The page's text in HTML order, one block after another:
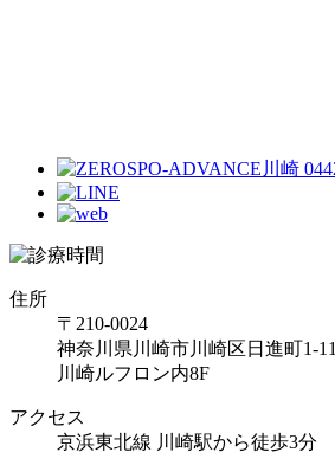
住所
〒210-0024
神奈川県川崎市川崎区日進町1-11
川崎ルフロン内8F
アクセス
京浜東北線 川崎駅から徒歩3分